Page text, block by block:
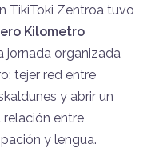
TikiToki Zentroa tuvo
Kilometro
jornada organizada
tejer red entre
y abrir un
relación entre
y lengua.